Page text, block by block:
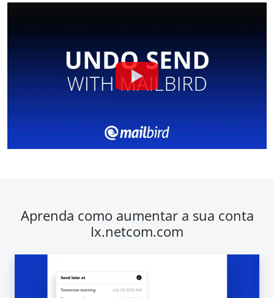
Aprenda como aumentar a sua conta
Ix.netcom.com